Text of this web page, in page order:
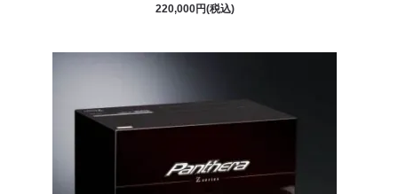
220,000円(税込)